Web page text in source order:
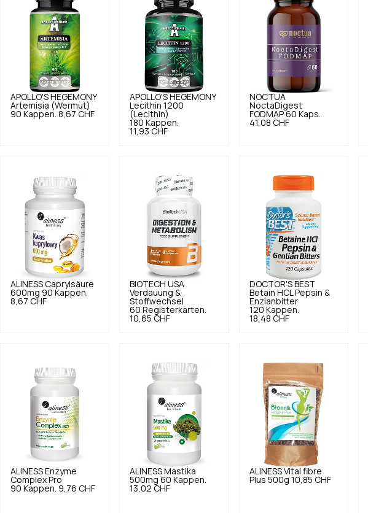
APOLLO'S HEGEMONY
Artemisia (Wermut)
90 Kappen. 8,67 CHF
APOLLO'S HEGEMONY
Lecithin 1200
(Lecithin)
180 Kappen.
11,93 CHF
NOCTUA
NoctaDigest
FODMAP 60 Kaps.
41,08 CHF
ALINESS Caprylsäure
600mg 90 Kappen.
8,67 CHF
BIOTECH USA
Verdauung &
Stoffwechsel
60 Registerkarten.
10,65 CHF
DOCTOR'S BEST
Betain HCL Pepsin &
Enzianbitter
120 Kappen.
18,48 CHF
ALINESS Enzyme
Complex Pro
90 Kappen. 9,76 CHF
ALINESS Mastika
500mg 60 Kappen.
13,02 CHF
ALINESS Vital fibre
Plus 500g 10,85 CHF